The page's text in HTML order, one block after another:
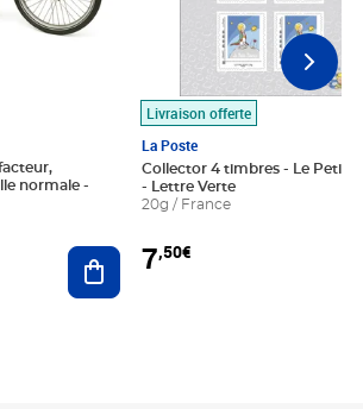
Ajouter au panier
Livraison offerte
La Poste
Collector 4 timbres - Le Petit
- Lettre Verte
20g / France
7,50€